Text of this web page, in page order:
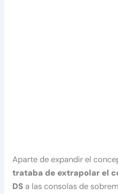
Aparte de expandir el
trataba de extrapolar el
DS a las consolas de